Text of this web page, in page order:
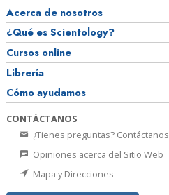
Acerca de nosotros
¿Qué es Scientology?
Cursos online
Librería
Cómo ayudamos
CONTÁCTANOS
¿Tienes preguntas? Contáctanos
Opiniones acerca del Sitio Web
Mapa y Direcciones